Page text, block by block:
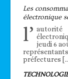
Les
électronique
l’ autorité
jeudi 6
préfectures